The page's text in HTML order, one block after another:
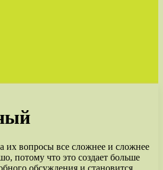
их вопросы все сложнее и сложнее
потому что это создает больше
обсуждения и становится